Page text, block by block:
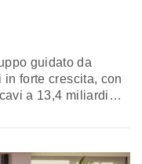
guidato da
forte crescita, con
a 13,4 miliardi